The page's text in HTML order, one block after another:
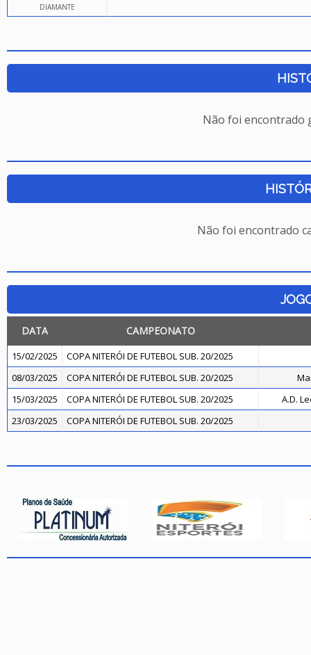
DIAMANTE
Não foi encontrado
Não foi encontrado
DATA CAMPEONATO
15/02/2025
COPA NITERÓI DE FUTEBOL SUB. 20/2025
08/03/2025
COPA NITERÓI DE FUTEBOL SUB. 20/2025
15/03/2025
COPA NITERÓI DE FUTEBOL SUB. 20/2025
A.D.
23/03/2025
COPA NITERÓI DE FUTEBOL SUB. 20/2025